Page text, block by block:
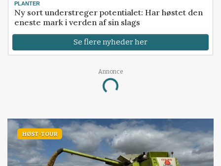
PLANTER
Ny sort understreger potentialet: Har høstet den
eneste mark i verden af sin slags
Se flere nyheder her
Annonce
Loading...
HØST-TOUR